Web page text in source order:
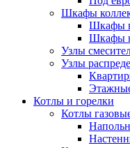
Шкафы
Шкафы
Шкафы
Узлы
Узлы
Котлы и горелки
Котлы